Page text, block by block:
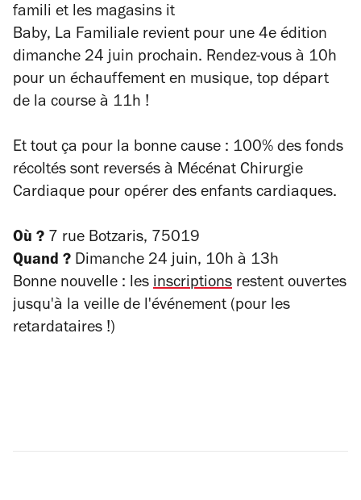
famili et les magasins it
Baby, La Familiale revient pour une 4e édition
dimanche 24 juin prochain. Rendez-vous à 10h
pour un échauffement en musique, top départ
de la course à 11h !
Et tout ça pour la bonne cause : 100% des fonds
récoltés sont reversés à Mécénat Chirurgie
Cardiaque pour opérer des enfants cardiaques.
Où ? 7 rue Botzaris, 75019
Quand ? Dimanche 24 juin, 10h à 13h
Bonne nouvelle : les inscriptions restent ouvertes
jusqu'à la veille de l'événement (pour les
retardataires !)